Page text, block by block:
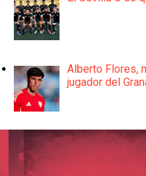
Alberto Flores,
jugador del